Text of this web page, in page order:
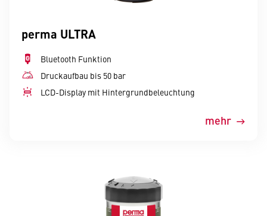
perma ULTRA
Bluetooth Funktion
Druckaufbau bis 50 bar
LCD-Display mit Hintergrundbeleuchtung
mehr